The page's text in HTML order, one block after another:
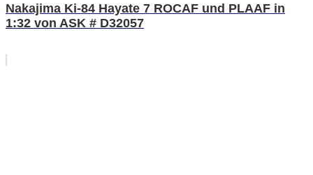
Nakajima Ki-84 Hayate 7 ROCAF und PLAAF in
1:32 von ASK # D32057